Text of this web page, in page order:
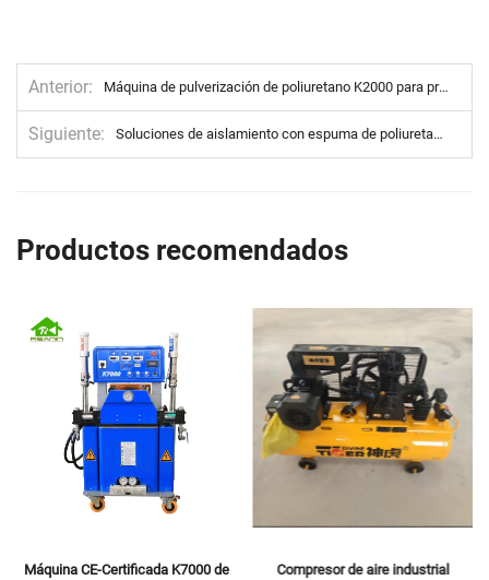
Anterior Máquina de pulverización de poliuretano K2000 para proyectos de aislamiento de edificios y pulverización en techos
Siguiente Soluciones de aislamiento con espuma de poliuretano para tuberías de calefacción y refrigeración urbana a gran escala: casos prácticos y mejores prácticas
Productos recomendados
Máquina CE-Certificada K7000 de
Compresor de aire industrial